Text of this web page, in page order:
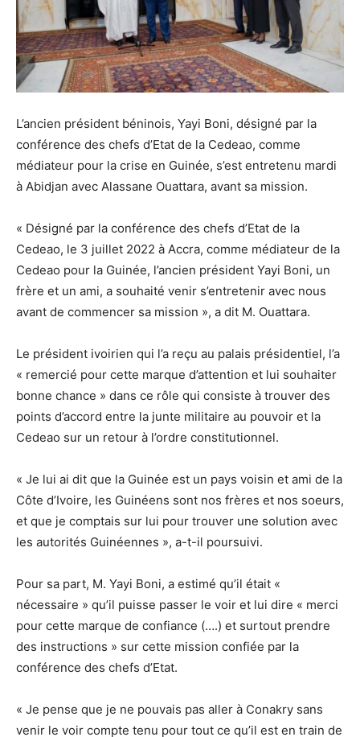
L’ancien président béninois, Yayi Boni, désigné par la
conférence des chefs d’Etat de la Cedeao, comme
médiateur pour la crise en Guinée, s’est entretenu mardi
à Abidjan avec Alassane Ouattara, avant sa mission.
« Désigné par la conférence des chefs d’Etat de la
Cedeao, le 3 juillet 2022 à Accra, comme médiateur de la
Cedeao pour la Guinée, l’ancien président Yayi Boni, un
frère et un ami, a souhaité venir s’entretenir avec nous
avant de commencer sa mission », a dit M. Ouattara.
Le président ivoirien qui l’a reçu au palais présidentiel, l’a
« remercié pour cette marque d’attention et lui souhaiter
bonne chance » dans ce rôle qui consiste à trouver des
points d’accord entre la junte militaire au pouvoir et la
Cedeao sur un retour à l’ordre constitutionnel.
« Je lui ai dit que la Guinée est un pays voisin et ami de la
Côte d’Ivoire, les Guinéens sont nos frères et nos soeurs,
et que je comptais sur lui pour trouver une solution avec
les autorités Guinéennes », a-t-il poursuivi.
Pour sa part, M. Yayi Boni, a estimé qu’il était «
nécessaire » qu’il puisse passer le voir et lui dire « merci
pour cette marque de confiance (….) et surtout prendre
des instructions » sur cette mission confiée par la
conférence des chefs d’Etat.
« Je pense que je ne pouvais pas aller à Conakry sans
venir le voir compte tenu pour tout ce qu’il est en train de